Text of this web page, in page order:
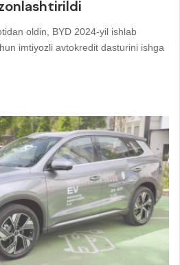
oldin, BYD 2024-yil ishlab
imtiyozli avtokredit dasturini ishga